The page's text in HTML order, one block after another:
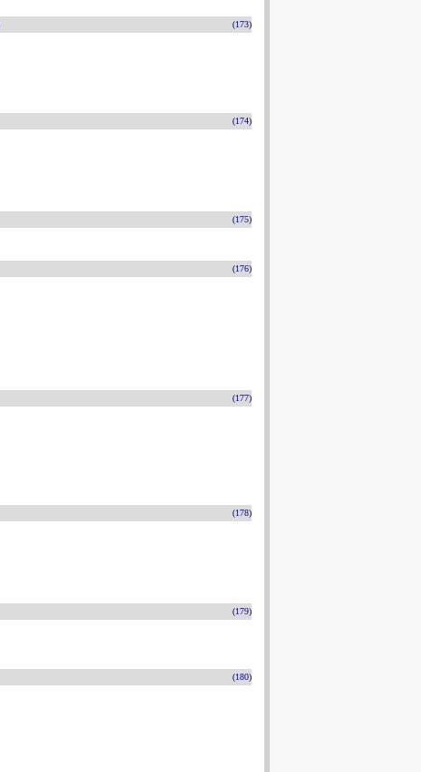
(173)
(174)
(175)
(176)
(177)
(178)
(179)
(180)